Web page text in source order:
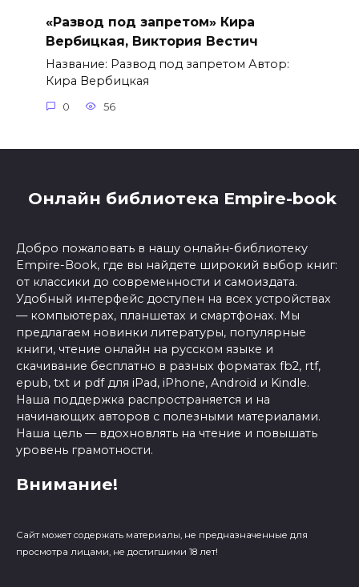
«Развод под запретом» Кира
Вербицкая, Виктория Вестич
Название: Развод под запретом Автор:
Кира Вербицкая
0 56
Онлайн библиотека Empire-book
Добро пожаловать в нашу онлайн-библиотеку
Empire-Book, где вы найдете широкий выбор книг:
от классики до современности и самоиздата.
Удобный интерфейс доступен на всех устройствах
— компьютерах, планшетах и смартфонах. Мы
предлагаем новинки литературы, популярные
книги, чтение онлайн на русском языке и
скачивание бесплатно в разных форматах fb2, rtf,
epub, txt и pdf для iPad, iPhone, Android и Kindle.
Наша поддержка распространяется и на
начинающих авторов с полезными материалами.
Наша цель — вдохновлять на чтение и повышать
уровень грамотности.
Внимание!
Сайт может содержать материалы, не предназначенные для
просмотра лицами, не достигшими 18 лет!